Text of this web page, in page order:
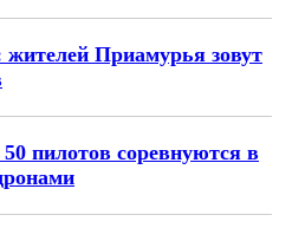
жителей Приамурья зовут
пилотов соревнуются в